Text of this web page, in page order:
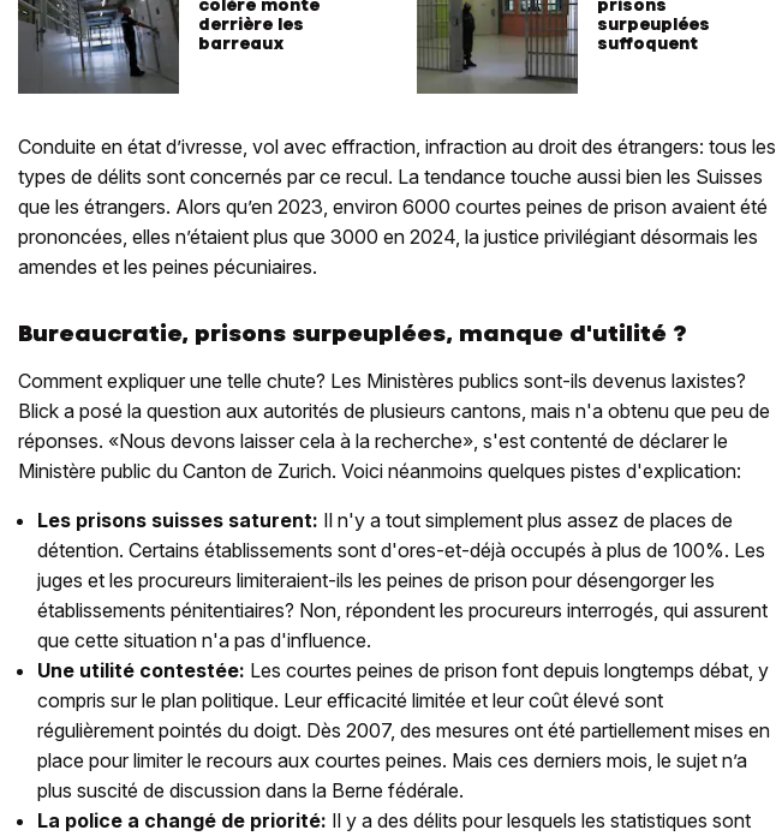
colère monte
derrière les
barreaux
prisons
surpeuplées
suffoquent
Conduite en état d’ivresse, vol avec effraction, infraction au droit des étrangers: tous les
types de délits sont concernés par ce recul. La tendance touche aussi bien les Suisses
que les étrangers. Alors qu’en 2023, environ 6000 courtes peines de prison avaient été
prononcées, elles n’étaient plus que 3000 en 2024, la justice privilégiant désormais les
amendes et les peines pécuniaires.
Bureaucratie, prisons surpeuplées, manque d'utilité ?
Comment expliquer une telle chute? Les Ministères publics sont-ils devenus laxistes?
Blick a posé la question aux autorités de plusieurs cantons, mais n'a obtenu que peu de
réponses. «Nous devons laisser cela à la recherche», s'est contenté de déclarer le
Ministère public du Canton de Zurich. Voici néanmoins quelques pistes d'explication:
Les prisons suisses saturent: Il n'y a tout simplement plus assez de places de
détention. Certains établissements sont d'ores-et-déjà occupés à plus de 100%. Les
juges et les procureurs limiteraient-ils les peines de prison pour désengorger les
établissements pénitentiaires? Non, répondent les procureurs interrogés, qui assurent
que cette situation n'a pas d'influence.
Une utilité contestée: Les courtes peines de prison font depuis longtemps débat, y
compris sur le plan politique. Leur efficacité limitée et leur coût élevé sont
régulièrement pointés du doigt. Dès 2007, des mesures ont été partiellement mises en
place pour limiter le recours aux courtes peines. Mais ces derniers mois, le sujet n’a
plus suscité de discussion dans la Berne fédérale.
La police a changé de priorité: Il y a des délits pour lesquels les statistiques sont